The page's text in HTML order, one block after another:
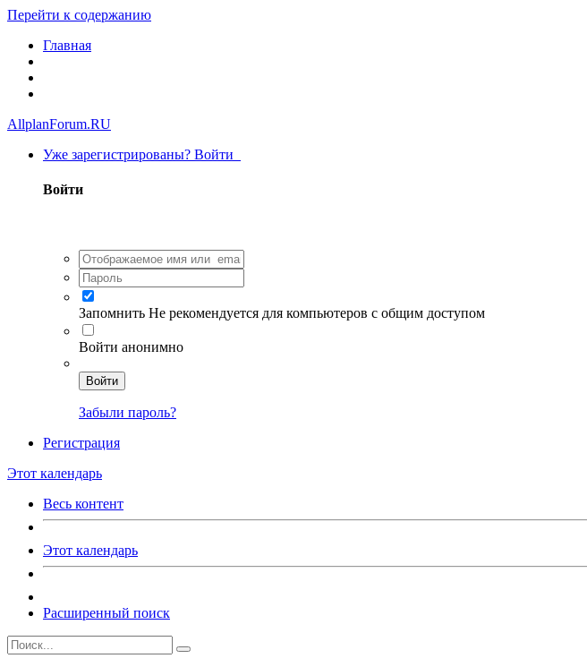
Перейти к содержанию
Главная
AllplanForum.RU
Уже зарегистрированы? Войти
Войти
Запомнить Не рекомендуется для компьютеров с общим доступом
Войти анонимно
Войти
Забыли пароль?
Регистрация
Этот календарь
Весь контент
Этот календарь
Расширенный поиск